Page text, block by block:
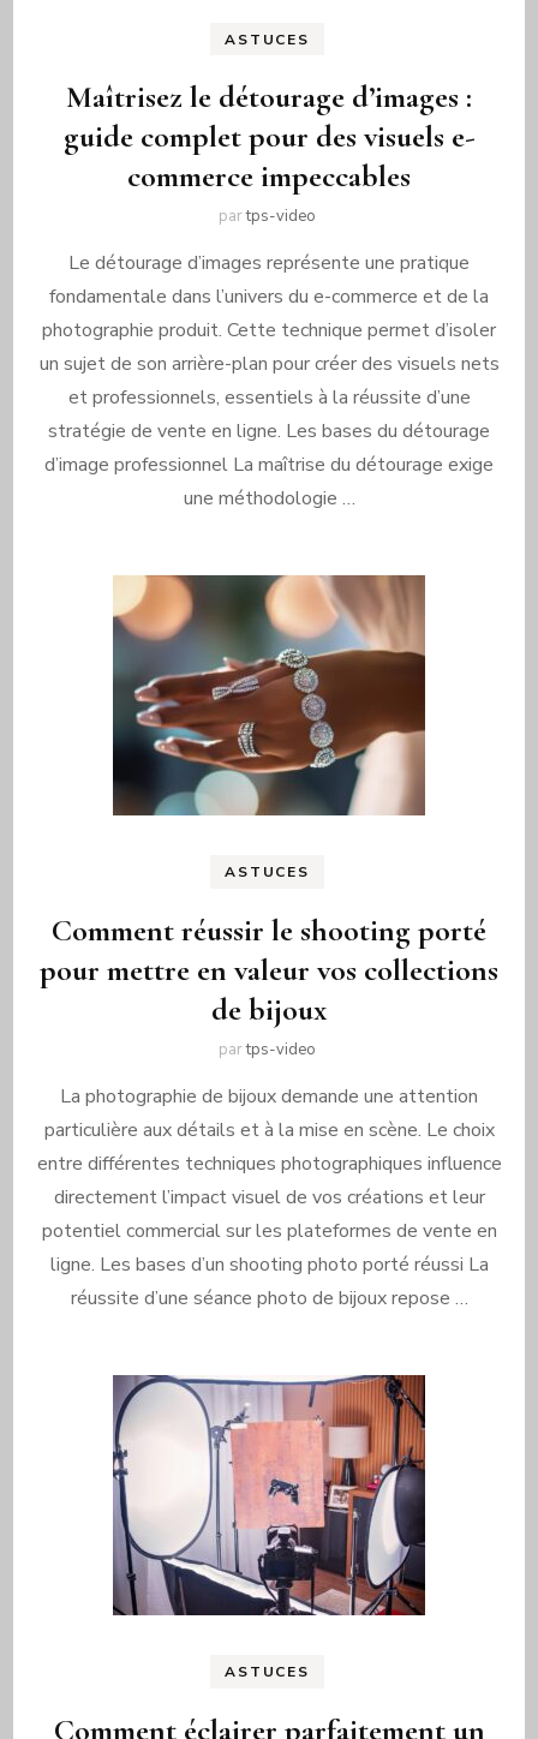
ASTUCES
Maîtrisez le détourage d’images :
guide complet pour des visuels e-
commerce impeccables
partps-video
Le détourage d’images représente une pratique
fondamentale dans l’univers du e-commerce et de la
photographie produit. Cette technique permet d’isoler
un sujet de son arrière-plan pour créer des visuels nets
et professionnels, essentiels à la réussite d’une
stratégie de vente en ligne. Les bases du détourage
d’image professionnel La maîtrise du détourage exige
une méthodologie …
ASTUCES
Comment réussir le shooting porté
pour mettre en valeur vos collections
de bijoux
partps-video
La photographie de bijoux demande une attention
particulière aux détails et à la mise en scène. Le choix
entre différentes techniques photographiques influence
directement l’impact visuel de vos créations et leur
potentiel commercial sur les plateformes de vente en
ligne. Les bases d’un shooting photo porté réussi La
réussite d’une séance photo de bijoux repose …
ASTUCES
Comment éclairer parfaitement un